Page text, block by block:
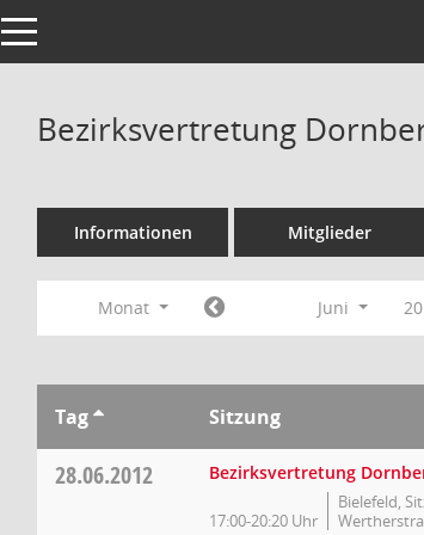
Toggle navigation
Bezirksvertretung
Informationen Mitglieder
Monat Juni
Tag Sitzung
28.06.2012 Bezirksvertretung
17:00-20:20 Uhr
Bielefeld,